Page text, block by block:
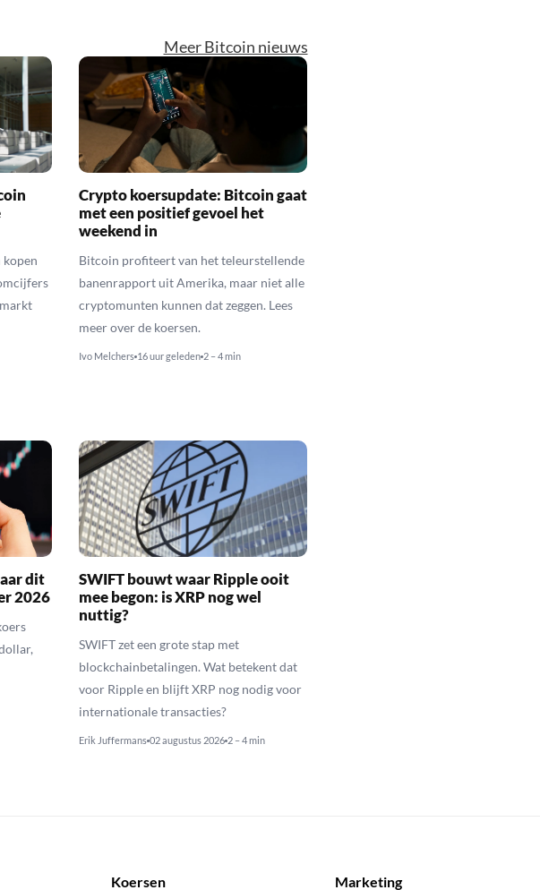
Meer Bitcoin nieuws
Crypto koersupdate: Bitcoin gaat
met een positief gevoel het
weekend in
Bitcoin profiteert van het teleurstellende
banenrapport uit Amerika, maar niet alle
cryptomunten kunnen dat zeggen. Lees
meer over de koersen.
Ivo Melchers 16 uur geleden 2 – 4 min
dit
2026
SWIFT bouwt waar Ripple ooit
mee begon: is XRP nog wel
nuttig?
SWIFT zet een grote stap met
blockchainbetalingen. Wat betekent dat
voor Ripple en blijft XRP nog nodig voor
internationale transacties?
Erik Juffermans 02 augustus 2026 2 – 4 min
Koersen Marketing